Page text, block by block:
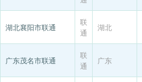
湖北襄阳市联通
联
通
湖北
广东茂名市联通
联
通
广东